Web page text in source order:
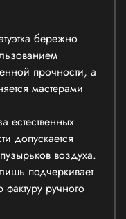
бережно
прочности, а
мастерами
естественных
допускается
воздуха.
подчеркивает
ручного